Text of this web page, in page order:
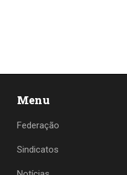
Menu
Federação
Sindicatos